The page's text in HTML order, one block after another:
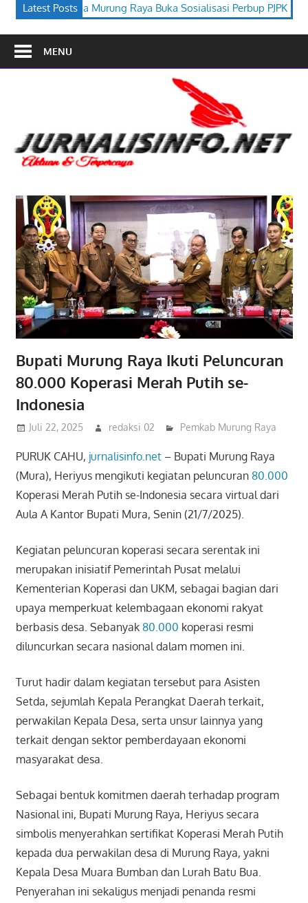
Latest Posts
Buka Sosialisasi Perbup PJPK 2026–2030 Festival Budaya
MENU
Bupati Murung Raya Ikuti Peluncuran
80.000 Koperasi Merah Putih se-
Indonesia
Juli 22, 2025 redaksi 02 Pemkab Murung Raya
PURUK CAHU, jurnalisinfo.net– Bupati Murung Raya
(Mura), Heriyus mengikuti kegiatan peluncuran 80.000
Koperasi Merah Putih se-Indonesia secara virtual dari
Aula A Kantor Bupati Mura, Senin (21/7/2025).
Kegiatan peluncuran koperasi secara serentak ini
merupakan inisiatif Pemerintah Pusat melalui
Kementerian Koperasi dan UKM, sebagai bagian dari
upaya memperkuat kelembagaan ekonomi rakyat
berbasis desa. Sebanyak 80.000 koperasi resmi
diluncurkan secara nasional dalam momen ini.
Turut hadir dalam kegiatan tersebut para Asisten
Setda, sejumlah Kepala Perangkat Daerah terkait,
perwakilan Kepala Desa, serta unsur lainnya yang
terkait dengan sektor pemberdayaan ekonomi
masyarakat desa.
Sebagai bentuk komitmen daerah terhadap program
Nasional ini, Bupati Murung Raya, Heriyus secara
simbolis menyerahkan sertifikat Koperasi Merah Putih
kepada dua perwakilan desa di Murung Raya, yakni
Kepala Desa Muara Bumban dan Lurah Batu Bua.
Penyerahan ini sekaligus menjadi penanda resmi